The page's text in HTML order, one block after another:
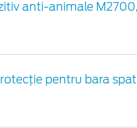
anti-animale
pentru bara